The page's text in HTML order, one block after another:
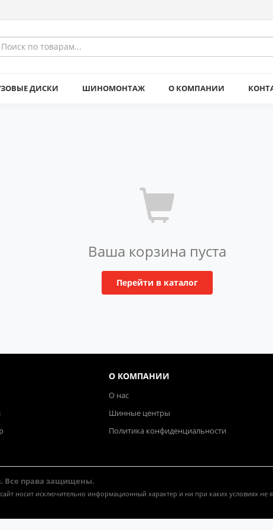
ДИСКИ ШИНОМОНТАЖ О КОМПАНИИ
Ваша корзина пуста
Перейти в каталог
О КОМПАНИИ
О нас
Шинные центры
Политика конфиденциальности
Все права защищены.
носит исключительно информационный характер и ни при каких условиях не